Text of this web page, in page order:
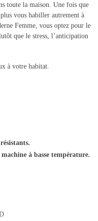
toute la maison. Une fois que
vous habiller autrement à
Femme, vous optez pour le
que le stress, l’anticipation
à votre habitat.
à basse température.